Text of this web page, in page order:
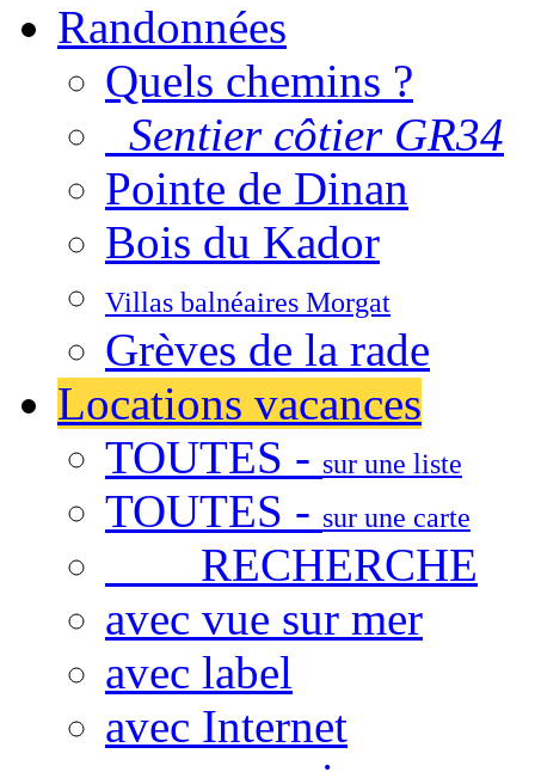
Randonnées
Quels chemins ?
Sentier côtier GR34
Pointe de Dinan
Bois du Kador
Villas balnéaires Morgat
Grèves de la rade
Locations vacances
TOUTES - sur une liste
TOUTES - sur une carte
RECHERCHE
avec vue sur mer
avec label
avec Internet